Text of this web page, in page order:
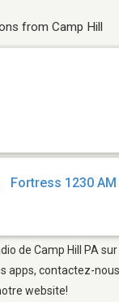
from Camp Hill
Fortress 1230 AM
de Camp Hill PA
apps, contactez-
website!